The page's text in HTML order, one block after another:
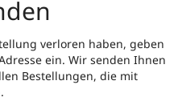
verloren haben, geben
ein. Wir senden Ihnen
Bestellungen, die mit